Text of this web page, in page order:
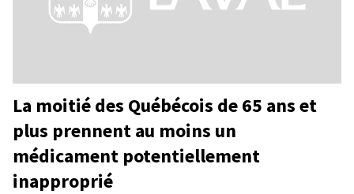
La moitié des Québécois de 65 ans et
plus prennent au moins un
médicament potentiellement
inapproprié